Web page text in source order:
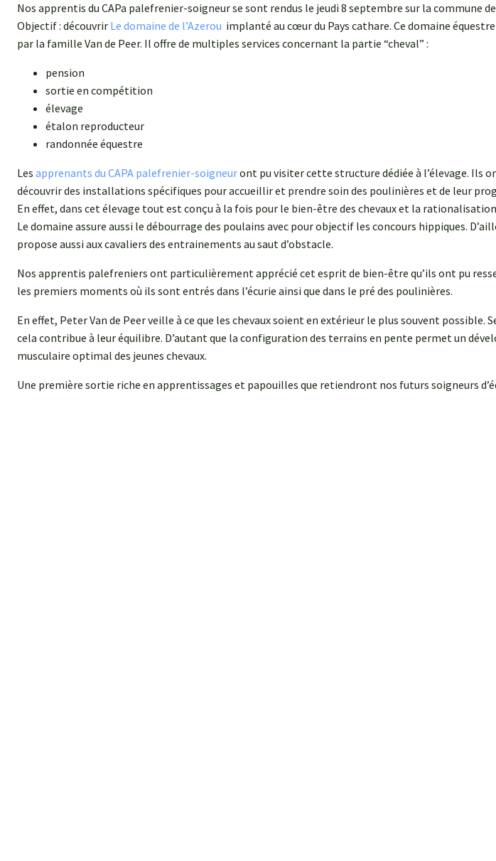
Nos apprentis du CAPa palefrenier-soigneur se sont rendus le jeudi 8 septembre sur la commune de
Objectif : découvrir Le domaine de l’Azerou implanté au cœur du Pays cathare. Ce domaine
par la famille Van de Peer. Il offre de multiples services concernant la partie “cheval” :
pension
sortie en compétition
élevage
étalon reproducteur
randonnée équestre
Les apprenants du CAPA palefrenier-soigneuront pu visiter cette structure dédiée à l’élevage. Ils
découvrir des installations spécifiques pour accueillir et prendre soin des poulinières et de leur
En effet, dans cet élevage tout est conçu à la fois pour le bien-être des chevaux et la
Le domaine assure aussi le débourrage des poulains avec pour objectif les concours hippiques.
propose aussi aux cavaliers des entrainements au saut d’obstacle.
Nos apprentis palefreniers ont particulièrement apprécié cet esprit de bien-être qu’ils ont pu
les premiers moments où ils sont entrés dans l’écurie ainsi que dans le pré des poulinières.
En effet, PeterVan de Peerveille à ce que les chevaux soient en extérieur le plus souvent possible.
cela contribue à leur équilibre. D’autant que la configuration des terrains en pente permet un
musculaire optimal des jeunes chevaux.
Une première sortie riche en apprentissages et papouilles que retiendront nos futurs soigneurs